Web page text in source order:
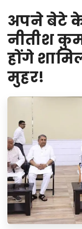
अपने बेटे
नीतीश
होंगे
मुहर!